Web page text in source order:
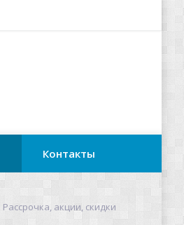
Контакты
Рассрочка, акции, скидки